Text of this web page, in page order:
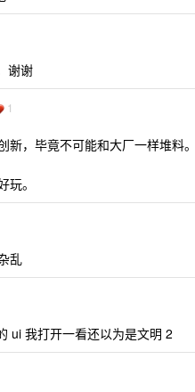
谢谢
1
新，毕竟不可能和大厂一样堆料
。
乱
ui 我打开一看还以为是文明 2